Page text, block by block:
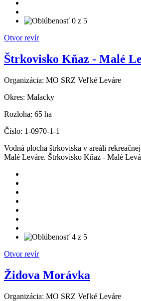
Otvor revír
Štrkovisko Kňaz - Malé
Organizácia: MO SRZ Veľké Leváre
Okres: Malacky
Rozloha: 65 ha
Číslo: 1-0970-1-1
Vodná plocha štrkoviska v areáli
Malé Leváre. Štrkovisko Kňaz - Malé
Otvor revír
Židova Morávka
Organizácia: MO SRZ Veľké Leváre